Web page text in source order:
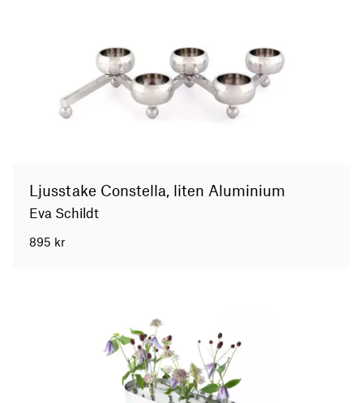
Ljusstake Constella, liten Aluminium
Eva Schildt
895 kr